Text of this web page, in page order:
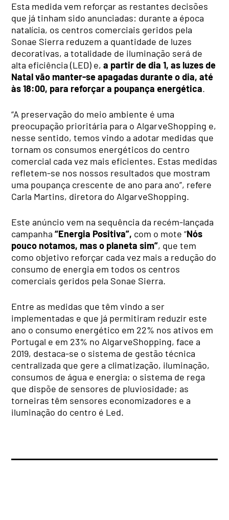
Esta medida vem reforçar as restantes decisões
que já tinham sido anunciadas: durante a época
natalícia, os centros comerciais geridos pela
Sonae Sierra reduzem a quantidade de luzes
decorativas, a totalidade de iluminação será de
alta eficiência (LED) e,a partir de dia 1, as luzes de
Natal vão manter-se apagadas durante o dia, até
às 18:00, para reforçar a poupança energética.
“A preservação do meio ambiente é uma
preocupação prioritária para o AlgarveShopping e,
nesse sentido, temos vindo a adotar medidas que
tornam os consumos energéticos do centro
comercial cada vez mais eficientes. Estas medidas
refletem-se nos nossos resultados que mostram
uma poupança crescente de ano para ano”, refere
Carla Martins, diretora do AlgarveShopping.
Este anúncio vem na sequência da recém-lançada
campanha“Energia Positiva”, com o mote “Nós
pouco notamos, mas o planeta sim”, que tem
como objetivo reforçar cada vez mais a redução do
consumo de energia em todos os centros
comerciais geridos pela Sonae Sierra.
Entre as medidas que têm vindo a ser
implementadas e que já permitiram reduzir este
ano o consumo energético em 22% nos ativos em
Portugal e em 23% no AlgarveShopping, face a
2019, destaca-se o sistema de gestão técnica
centralizada que gere a climatização, iluminação,
consumos de água e energia; o sistema de rega
que dispõe de sensores de pluviosidade; as
torneiras têm sensores economizadores e a
iluminação do centro é Led.